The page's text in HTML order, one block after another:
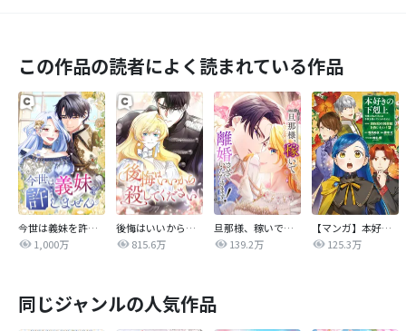
この作品の読者によく読まれている作品
今世は義妹を許しません
1,000万
後悔はいいから殺してください
815.6万
旦那様、稼いで離婚させていただきます！
139.2万
【マンガ】本好きの下剋上 第四部
125.3万
同じジャンルの人気作品